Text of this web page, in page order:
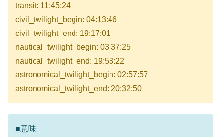
transit: 11:45:24
civil_twilight_begin: 04:13:46
civil_twilight_end: 19:17:01
nautical_twilight_begin: 03:37:25
nautical_twilight_end: 19:53:22
astronomical_twilight_begin: 02:57:57
astronomical_twilight_end: 20:32:50
■意味